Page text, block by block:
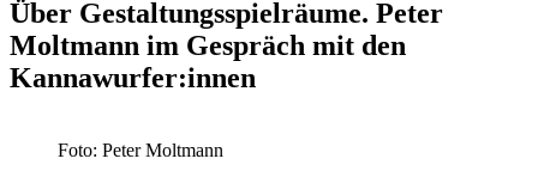
Über Gestaltungsspielräume. Peter
Moltmann im Gespräch mit den
Kannawurfer:innen
Foto: Peter Moltmann